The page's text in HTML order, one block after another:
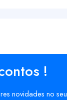
!
novidades no